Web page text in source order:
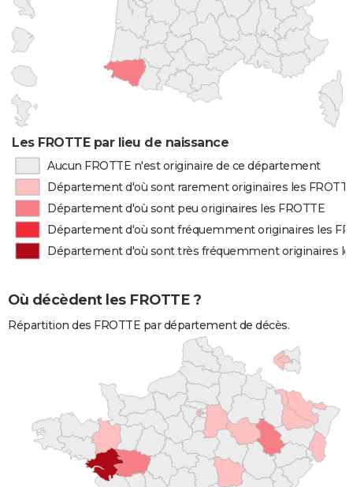
Les FROTTE par lieu de naissance
Aucun FROTTE n'est originaire de ce département
Département d'où sont rarement originaires les
Département d'où sont peu originaires les FROTTE
Département d'où sont fréquemment originaires les
Département d'où sont très fréquemment originaires
Où décèdent les FROTTE ?
Répartition des FROTTE par département de décès.